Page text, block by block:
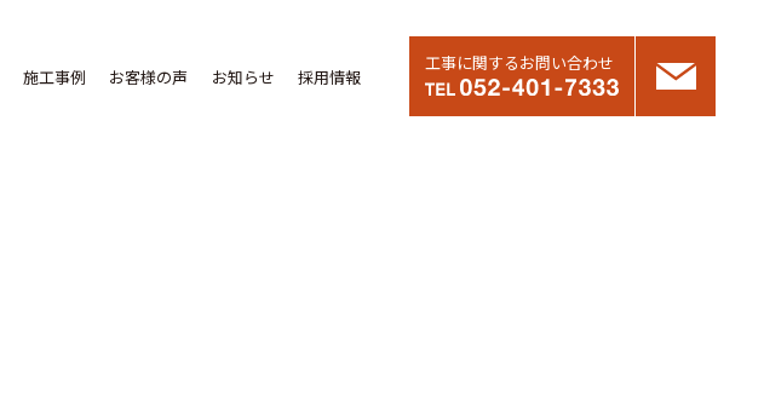
施工事例 お客様の声 お知らせ 採用情報
工事に関するお問い合わせ